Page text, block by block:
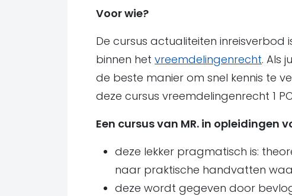
Voor wie?
De cursus actualiteiten
binnen het vreemdelingenrecht. Als
de beste manier om snel kennis te
deze cursus vreemdelingenrecht 1
Een cursus van MR. in opleidingen
deze lekker pragmatisch is:
naar praktische handvatten
deze wordt gegeven door